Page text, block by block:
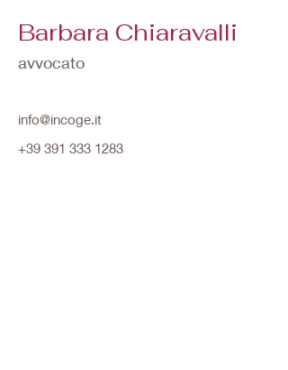
Barbara Chiaravalli
avvocato
info@incoge.it
+39 391 333 1283